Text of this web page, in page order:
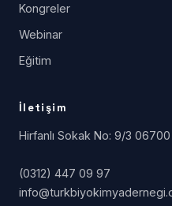
Kongreler
Webinar
Eğitim
İletişim
Hirfanlı Sokak No: 9/3
(0312) 447 09 97